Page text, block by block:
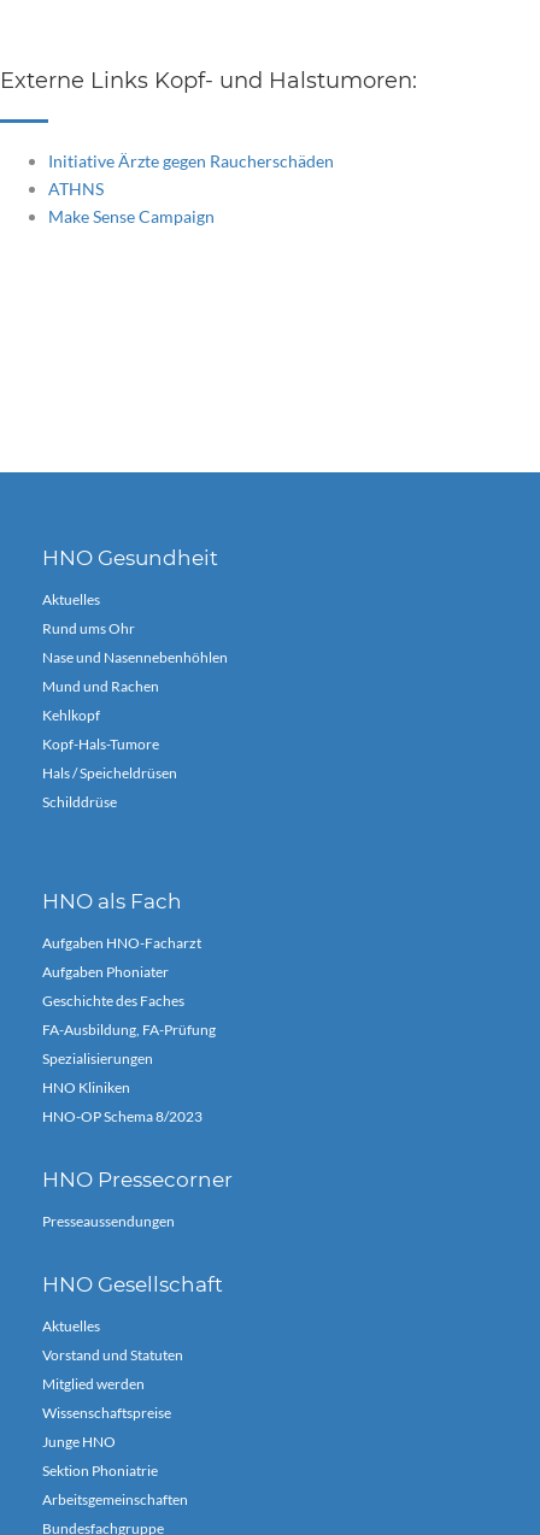
Externe Links Kopf- und Halstumoren:
Initiative Ärzte gegen Raucherschäden
ATHNS
Make Sense Campaign
HNO Gesundheit
Aktuelles
Rund ums Ohr
Nase und Nasennebenhöhlen
Mund und Rachen
Kehlkopf
Kopf-Hals-Tumore
Hals / Speicheldrüsen
Schilddrüse
HNO als Fach
Aufgaben HNO-Facharzt
Aufgaben Phoniater
Geschichte des Faches
FA-Ausbildung, FA-Prüfung
Spezialisierungen
HNO Kliniken
HNO-OP Schema 8/2023
HNO Pressecorner
Presseaussendungen
HNO Gesellschaft
Aktuelles
Vorstand und Statuten
Mitglied werden
Wissenschaftspreise
Junge HNO
Sektion Phoniatrie
Arbeitsgemeinschaften
Bundesfachgruppe